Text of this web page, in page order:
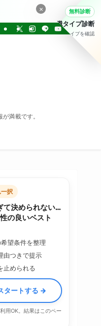
満載です。
択
て決められない…
の良いベスト
望条件を整理
由つきで提示
止められる
タートする →
用OK。結果はこのペー
× 無料診断
転職タイプ診断
30問でタイプを確認